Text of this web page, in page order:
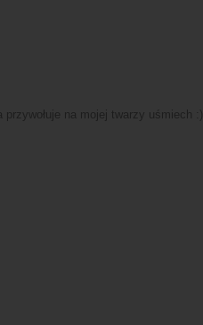
na mojej twarzy uśmiech :)